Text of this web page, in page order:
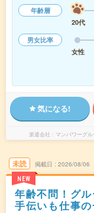
年齢層
20代
男女比率
女性
気になる!
派遣会社 マンパワーグ
未読
NEW
掲載日 2026/08/06
年齢不問！グ
手伝いも仕事